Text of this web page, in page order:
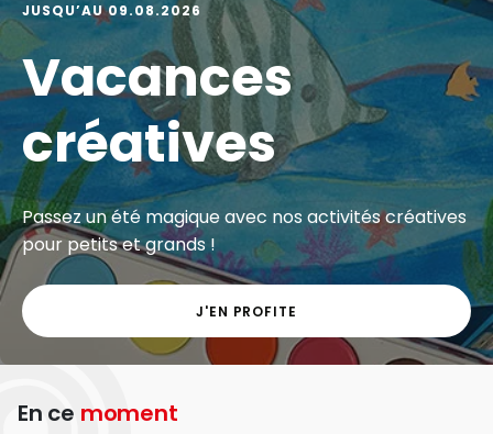
JUSQU’AU 09.08.2026
Vacances
créatives
Passez un été magique avec nos activités créatives
pour petits et grands !
J'EN PROFITE
En ce moment